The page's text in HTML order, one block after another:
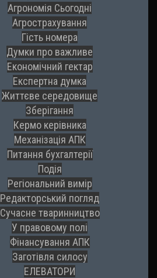
Агрономія Сьогодні
Агрострахування
Гість номера
Думки про важливе
Економічний гектар
Експертна думка
Життєве середовище
Зберігання
Кермо керівника
Механізація АПК
Питання бухгалтерії
Подія
Регіональний вимір
Редакторський погляд
Сучасне тваринництво
У правовому полі
Фінансування АПК
Заготівля силосу
ЕЛЕВАТОРИ